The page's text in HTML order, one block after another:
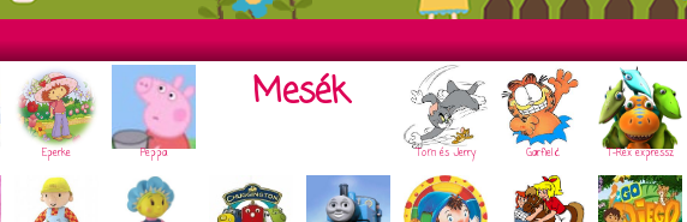
Eperke Peppa
Mesék
Tom és Jerry Garfield T-Rex expressz